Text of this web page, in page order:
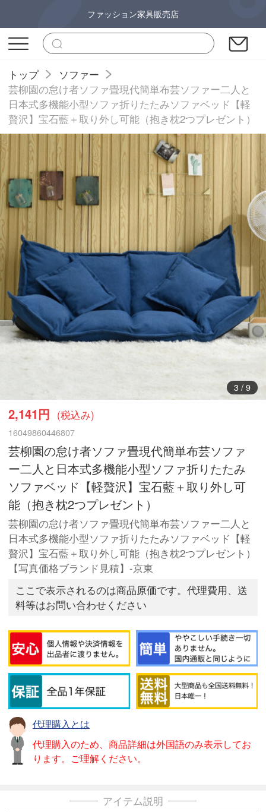
ファッション家具販売店
トップ
ソファー
芸柳園の怠け者ソファ畳現代簡単布芸ソファー二人と
日本式多機能小型ソファ折りたたみソファベッド【軽
贅沢】宝石藍＋取り外し可能（抱き枕2つプレゼント）
4/ 9
2,141円 (税込み)
16049860446807
芸柳園の怠け者ソファ畳現代簡単布芸ソファ
ー二人と日本式多機能小型ソファ折りたたみ
ソファベッド【軽贅沢】宝石藍＋取り外し可
能（抱き枕2つプレゼント）
芸柳園の怠け者ソファ畳現代簡単布芸ソファー二人と
日本式多機能小型ソファ折りたたみソファベッド【軽
贅沢】宝石藍＋取り外し可能（抱き枕2つプレゼント）
【写真価格ブランド見積】-京東
ここで表示されるのは商品原価です。代理費用、送
料等はお問い合わせください
代理購入とは
代理購入のため、商品詳細は外国語のみ表示してお
ります。ご理解ください。
アイテム説明